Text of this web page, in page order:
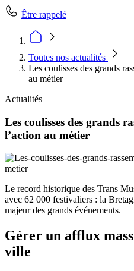
Être rappelé
Toutes nos actualités
Les coulisses des grands
au métier
Actualités
Les coulisses des grands
l’action au métier
Le record historique des Trans
avec 62 000 festivaliers : la
majeur des grands événements.
Gérer un afflux
ville